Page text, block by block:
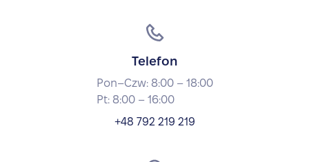
Telefon
Pon–Czw: 8:00 – 18:00
Pt: 8:00 – 16:00
+48 792 219 219